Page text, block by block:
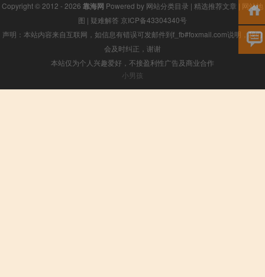
Copyright © 2012 - 2026 靠海网 Powered by 网站分类目录 | 精选推荐文章 | 网站地
图 | 疑难解答 京ICP备43304340号
声明：本站内容来自互联网，如信息有错误可发邮件到f_fb#foxmail.com说明，我们
会及时纠正，谢谢
本站仅为个人兴趣爱好，不接盈利性广告及商业合作
小男孩